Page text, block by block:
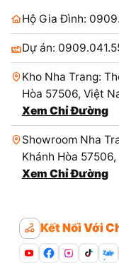
Hộ Gia Đình:
Dự án:
Kho Nha Trang:
Hòa 57506, Việt
Xem Chỉ Đường
Showroom Nha
Khánh Hòa
Xem Chỉ Đường
Kết Nối Với
Zalo